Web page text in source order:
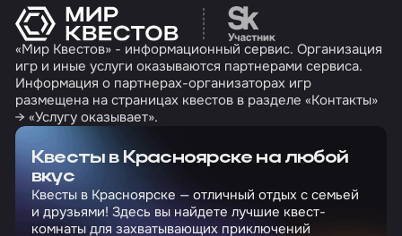
Перейти на сайт
«Мир Квестов» - информационный сервис. Организация
игр и иные услуги оказываются партнерами сервиса.
Информация о партнерах-организаторах игр
размещена на страницах квестов в разделе «Контакты»
→ «Услугу оказывает».
Квесты в Красноярске на любой
вкус
Квесты в Красноярске — отличный отдых с семьей
и друзьями! Здесь вы найдете лучшие квест-
комнаты для захватывающих приключений